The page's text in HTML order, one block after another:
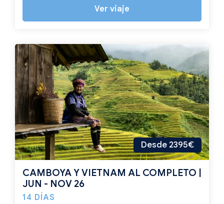
Ver viaje
Desde 2395€
CAMBOYA Y VIETNAM AL COMPLETO |
JUN - NOV 26
14 DÍAS